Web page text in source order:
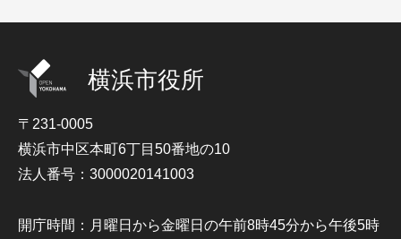
横浜市役所
〒231-0005
横浜市中区本町6丁目50番地の10
法人番号：3000020141003
開庁時間：月曜日から金曜日の午前8時45分から午後5時